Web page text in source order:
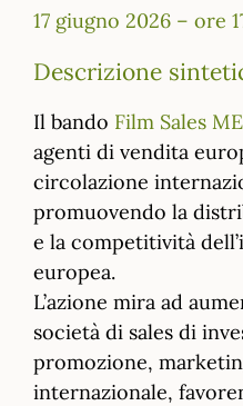
17 giugno 2026 – ore
Descrizione
Il bando Film Sales
agenti di vendita
circolazione
promuovendo la
e la competitività
europea.
L’azione mira ad
società di sales di
promozione,
internazionale,